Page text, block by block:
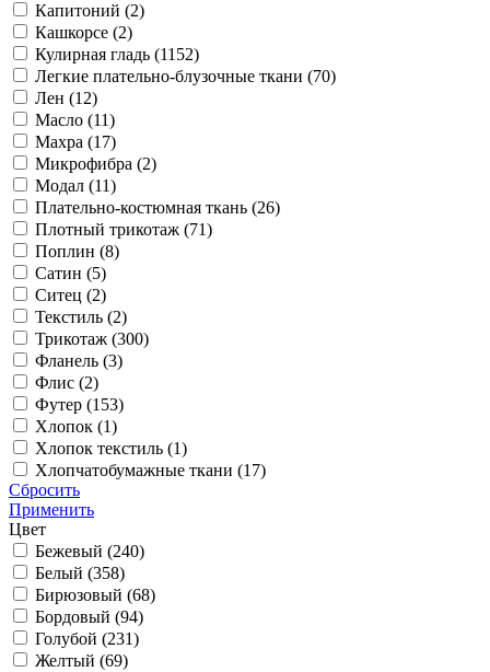
Капитоний (2)
Кашкорсе (2)
Кулирная гладь (1152)
Легкие плательно-блузочные ткани (70)
Лен (12)
Масло (11)
Махра (17)
Микрофибра (2)
Модал (11)
Плательно-костюмная ткань (26)
Плотный трикотаж (71)
Поплин (8)
Сатин (5)
Ситец (2)
Текстиль (2)
Трикотаж (300)
Фланель (3)
Флис (2)
Футер (153)
Хлопок (1)
Хлопок текстиль (1)
Хлопчатобумажные ткани (17)
Сбросить
Применить
Цвет
Бежевый (240)
Белый (358)
Бирюзовый (68)
Бордовый (94)
Голубой (231)
Желтый (69)